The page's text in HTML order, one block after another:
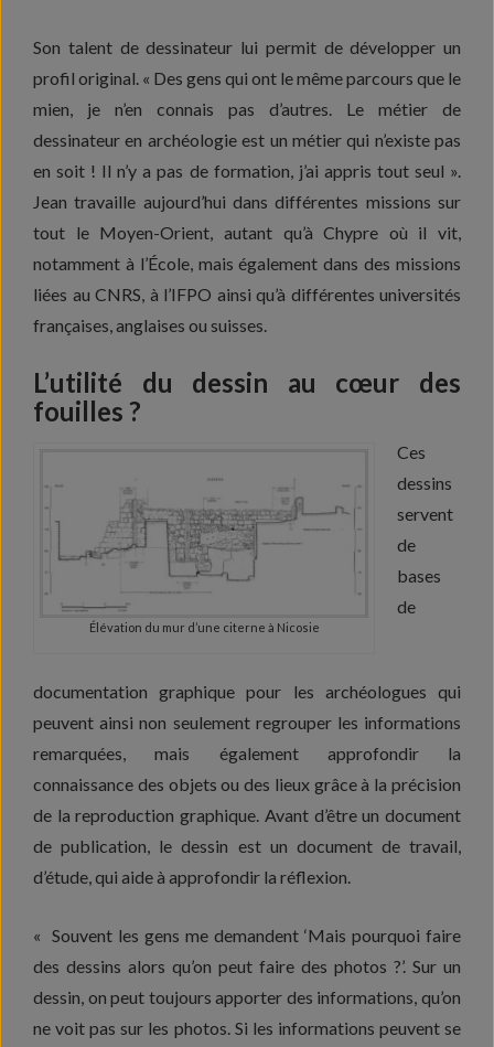
Son talent de dessinateur lui permit de développer un
profil original. « Des gens qui ont le même parcours que le
mien, je n’en connais pas d’autres. Le métier de
dessinateur en archéologie est un métier qui n’existe pas
en soit ! Il n’y a pas de formation, j’ai appris tout seul ».
Jean travaille aujourd’hui dans différentes missions sur
tout le Moyen-Orient, autant qu’à Chypre où il vit,
notamment à l’École, mais également dans des missions
liées au CNRS, à l’IFPO ainsi qu’à différentes universités
françaises, anglaises ou suisses.
L’utilité du dessin au cœur des
fouilles ?
Élévation du mur d’une citerne à Nicosie
Ces
dessins
servent
de
bases
de
documentation graphique pour les archéologues qui
peuvent ainsi non seulement regrouper les informations
remarquées, mais également approfondir la
connaissance des objets ou des lieux grâce à la précision
de la reproduction graphique. Avant d’être un document
de publication, le dessin est un document de travail,
d’étude, qui aide à approfondir la réflexion.
« Souvent les gens me demandent ‘Mais pourquoi faire
des dessins alors qu’on peut faire des photos ?’. Sur un
dessin, on peut toujours apporter des informations, qu’on
ne voit pas sur les photos. Si les informations peuvent se